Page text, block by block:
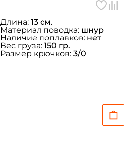
Длина: 13 см.
Материал поводка: шнур
Наличие поплавков: нет
Вес груза: 150 гр.
Размер крючков: 3/0